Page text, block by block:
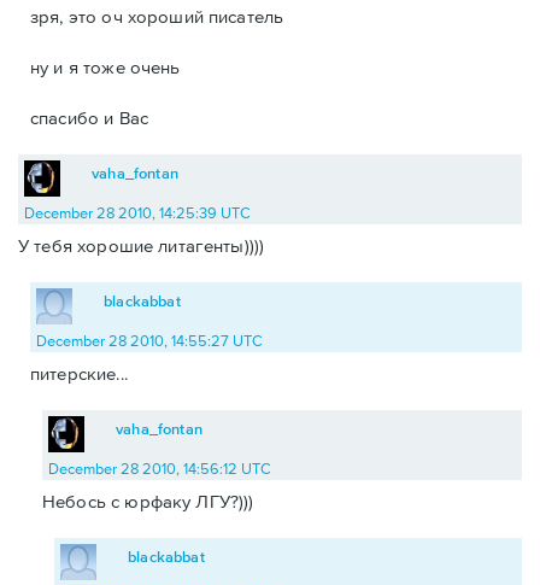
зря, это оч хороший писатель
ну и я тоже очень
спасибо и Вас
vaha_fontan
December 28 2010, 14:25:39 UTC
У тебя хорошие литагенты))))
blackabbat
December 28 2010, 14:55:27 UTC
питерские...
vaha_fontan
December 28 2010, 14:56:12 UTC
Небось с юрфаку ЛГУ?)))
blackabbat